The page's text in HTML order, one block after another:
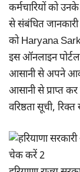
कर्मचारियों को
से संबंधित
को Haryana
इस ऑनलाइन पोर्टल
आसानी से अपने
आसानी से प्राप्त
वरिष्ठता सूची,